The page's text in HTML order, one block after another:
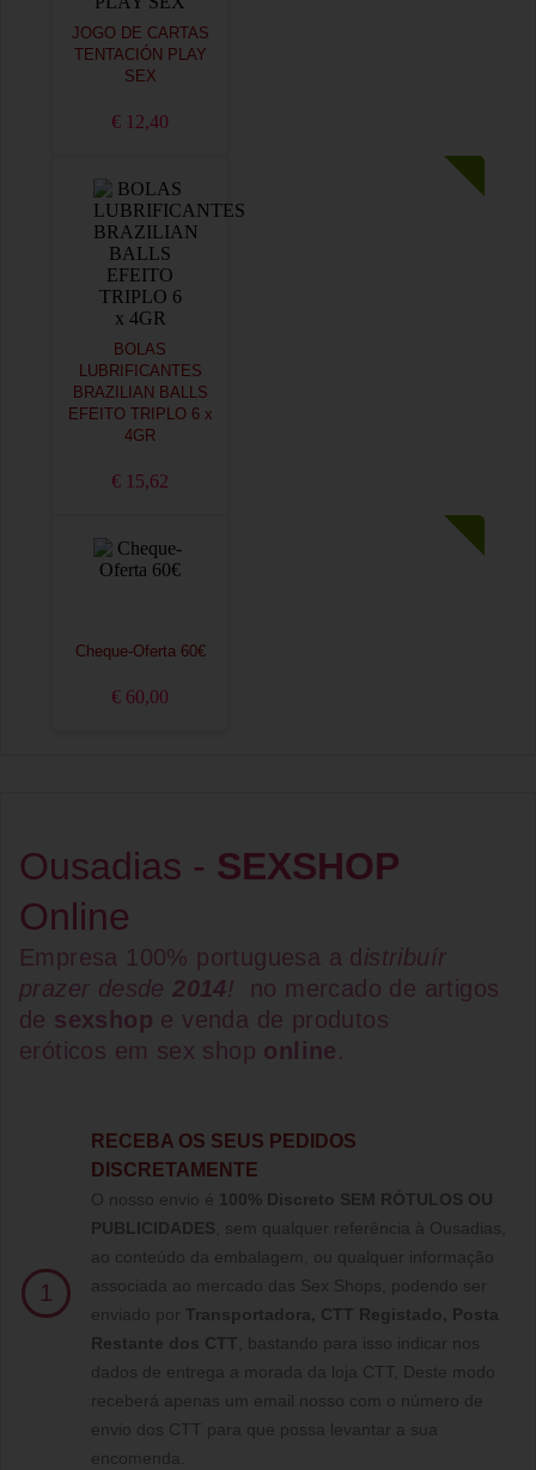
JOGO DE CARTAS
TENTACIÓN PLAY
SEX
€ 12,40
BOLAS
LUBRIFICANTES
BRAZILIAN BALLS
EFEITO TRIPLO 6 x
4GR
€ 15,62
Cheque-Oferta 60€
€ 60,00
Ousadias - SEXSHOP
Online
Empresa 100% portuguesa a d istribuír
prazer desde2014!
no mercado de artigos
de sexshop e venda de produtos
eróticos em sex shop online.
1
RECEBA OS SEUS PEDIDOS
DISCRETAMENTE
O nosso envio é 100% Discreto SEM RÓTULOS OU
PUBLICIDADES , sem qualquer referência à Ousadias,
ao conteúdo da embalagem, ou qualquer informação
associada ao mercado das Sex Shops, podendo ser
enviado por Transportadora, CTT Registado, Posta
Restante dos CTT , bastando para isso indicar nos
dados de entrega a morada da loja CTT, Deste modo
receberá apenas um email nosso com o número de
envio dos CTT para que possa levantar a sua
encomenda.